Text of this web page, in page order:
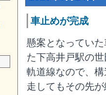
車止めが完成
懸案となってい
た下高井戸駅の
軌道線なので、
走してもその先